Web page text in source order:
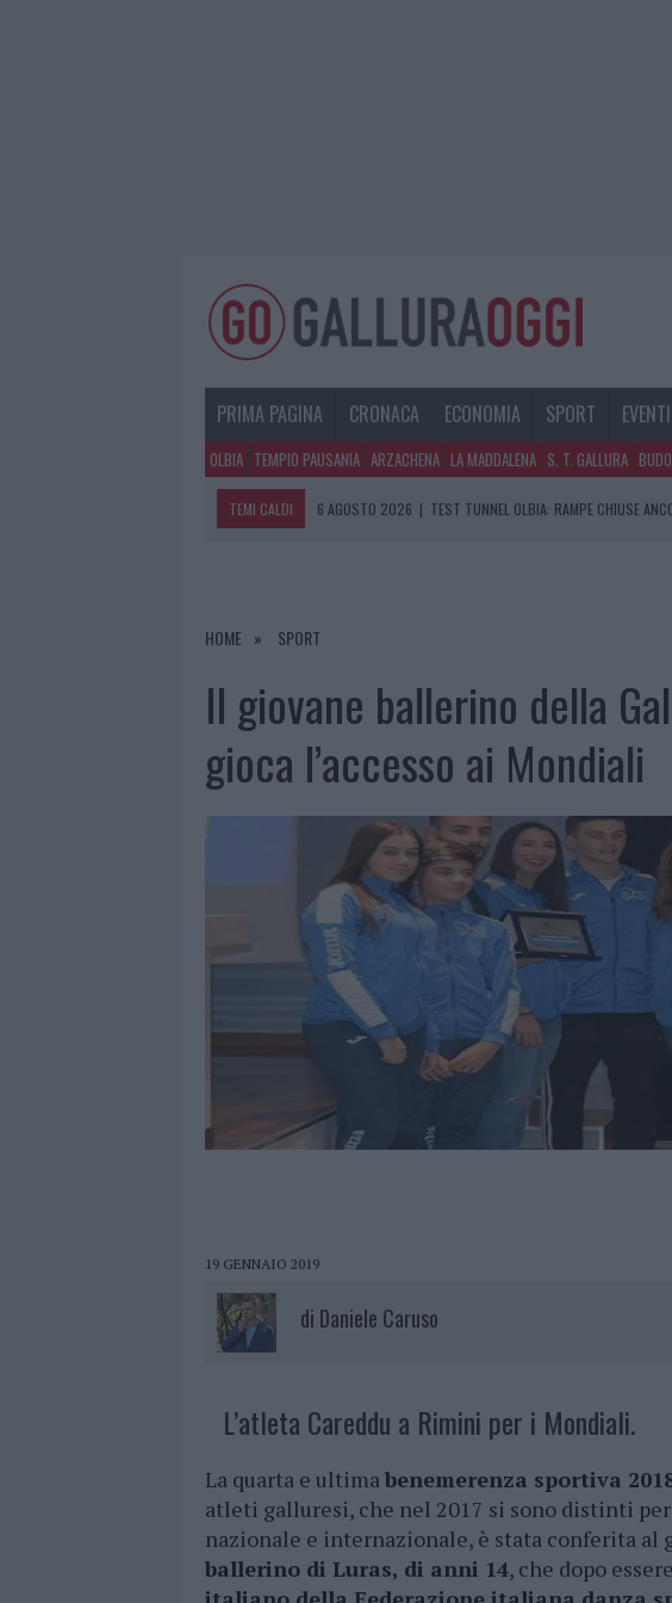
PRIMA PAGINA CRONACA ECONOMIA SPORT EVENTI
OLBIA TEMPIO PAUSANIA ARZACHENA LA MADDALENA S. T. GALLURA
TEMI CALDI 6 AGOSTO 2026 | TEST TUNNEL OLBIA: RAMPE CHIUSE
6 AGOSTO 2026
HOME SPORT
Il giovane ballerino della
gioca l’accesso ai Mondiali
19 GENNAIO 2019
di Daniele Caruso
L’atleta Careddu a Rimini per i Mondiali.
La quarta e ultimabenemerenza sportiva
atleti galluresi, che nel 2017 si sono distinti
nazionale e internazionale, è stata conferita al
ballerino di Luras, di anni 14, che dopo